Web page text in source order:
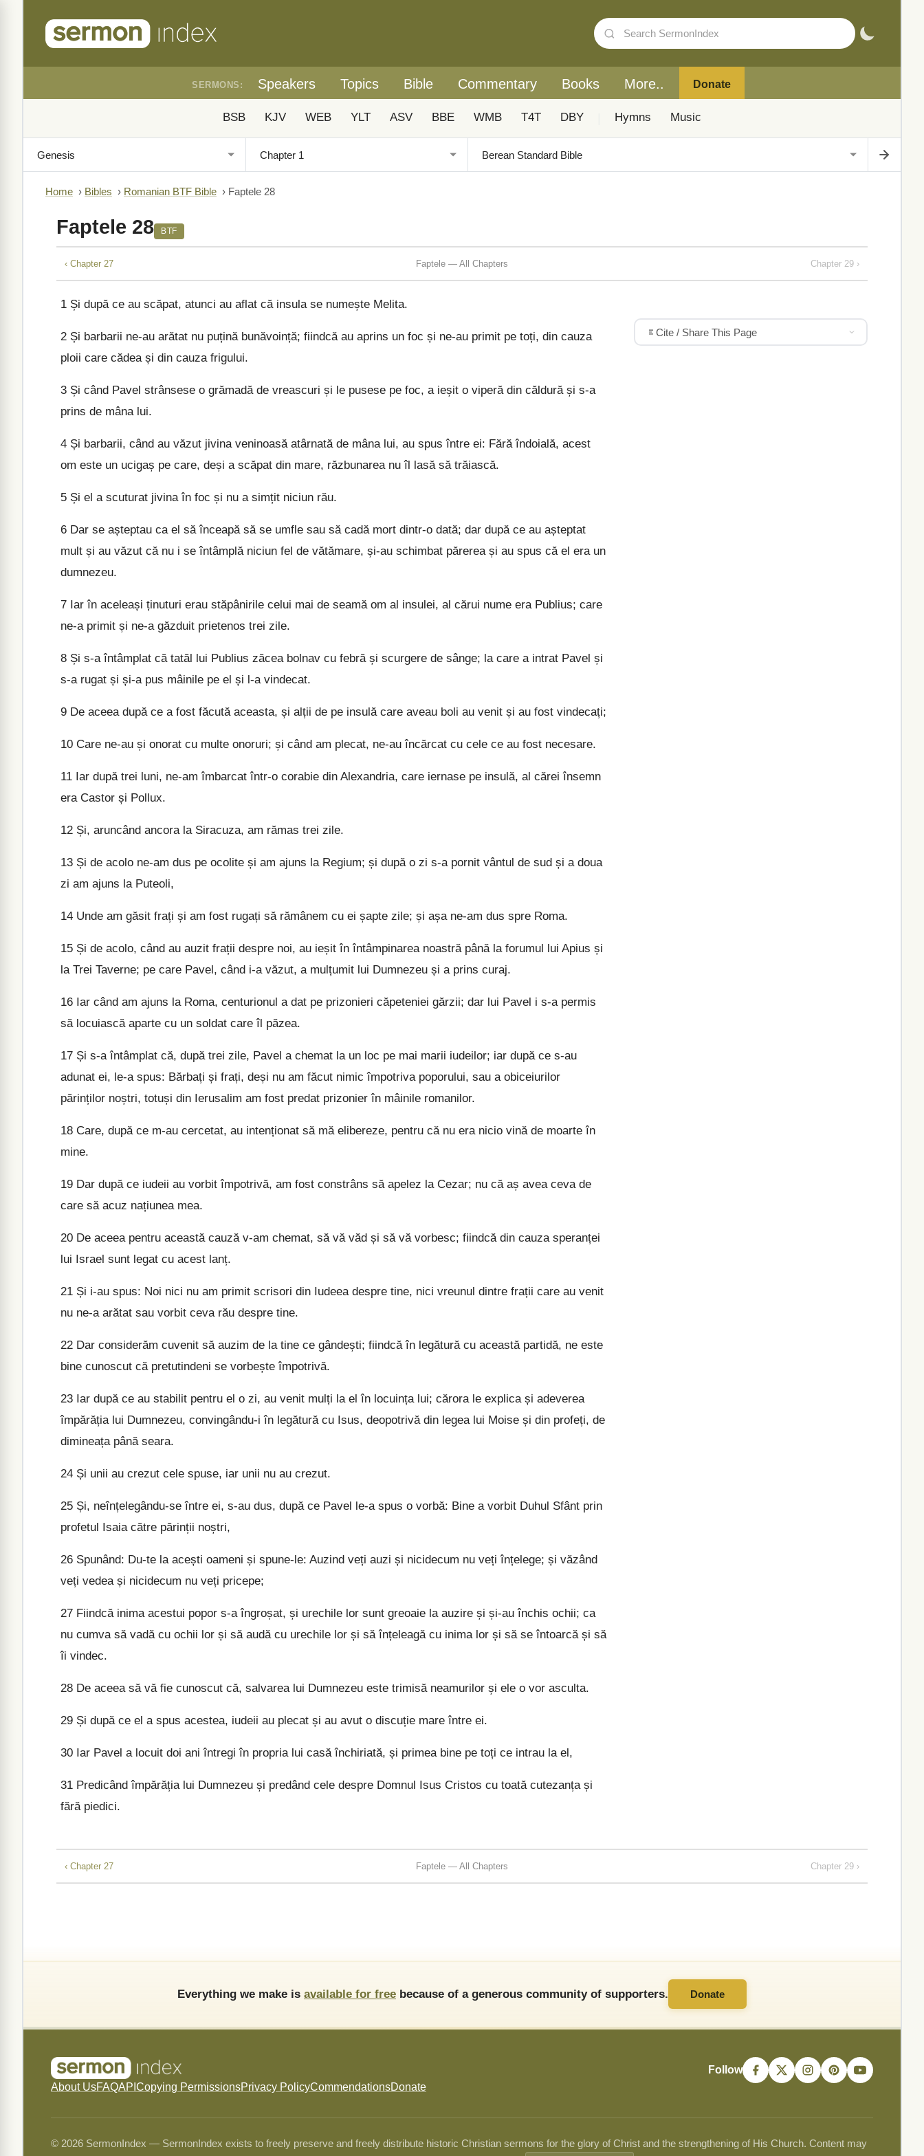
SERMONS: Speakers Topics Bible Commentary Books More.. Donate
BSB KJV WEB YLT ASV BBE WMB T4T DBY Hymns Music
Home › Bibles › Romanian BTF Bible › Faptele 28
Faptele 28 BTF
‹ Chapter 27 Faptele — All Chapters Chapter 29 ›
1 Și după ce au scăpat, atunci au aflat că insula se numește Melita.
2 Și barbarii ne-au arătat nu puțină bunăvoință; fiindcă au aprins un foc și ne-au primit pe toți, din cauza
ploii care cădea și din cauza frigului.
3 Și când Pavel strânsese o grămadă de vreascuri și le pusese pe foc, a ieșit o viperă din căldură și s-a
prins de mâna lui.
4 Și barbarii, când au văzut jivina veninoasă atârnată de mâna lui, au spus între ei: Fără îndoială, acest
om este un ucigaș pe care, deși a scăpat din mare, răzbunarea nu îl lasă să trăiască.
5 Și el a scuturat jivina în foc și nu a simțit niciun rău.
6 Dar se așteptau ca el să înceapă să se umfle sau să cadă mort dintr-o dată; dar după ce au așteptat
mult și au văzut că nu i se întâmplă niciun fel de vătămare, și-au schimbat părerea și au spus că el era un
dumnezeu.
7 Iar în aceleași ținuturi erau stăpânirile celui mai de seamă om al insulei, al cărui nume era Publius; care
ne-a primit și ne-a găzduit prietenos trei zile.
8 Și s-a întâmplat că tatăl lui Publius zăcea bolnav cu febră și scurgere de sânge; la care a intrat Pavel și
s-a rugat și și-a pus mâinile pe el și l-a vindecat.
9 De aceea după ce a fost făcută aceasta, și alții de pe insulă care aveau boli au venit și au fost vindecați;
10 Care ne-au și onorat cu multe onoruri; și când am plecat, ne-au încărcat cu cele ce au fost necesare.
11 Iar după trei luni, ne-am îmbarcat într-o corabie din Alexandria, care iernase pe insulă, al cărei însemn
era Castor și Pollux.
12 Și, aruncând ancora la Siracuza, am rămas trei zile.
13 Și de acolo ne-am dus pe ocolite și am ajuns la Regium; și după o zi s-a pornit vântul de sud și a doua
zi am ajuns la Puteoli,
14 Unde am găsit frați și am fost rugați să rămânem cu ei șapte zile; și așa ne-am dus spre Roma.
15 Și de acolo, când au auzit frații despre noi, au ieșit în întâmpinarea noastră până la forumul lui Apius și
la Trei Taverne; pe care Pavel, când i-a văzut, a mulțumit lui Dumnezeu și a prins curaj.
16 Iar când am ajuns la Roma, centurionul a dat pe prizonieri căpeteniei gărzii; dar lui Pavel i s-a permis
să locuiască aparte cu un soldat care îl păzea.
17 Și s-a întâmplat că, după trei zile, Pavel a chemat la un loc pe mai marii iudeilor; iar după ce s-au
adunat ei, le-a spus: Bărbați și frați, deși nu am făcut nimic împotriva poporului, sau a obiceiurilor
părinților noștri, totuși din Ierusalim am fost predat prizonier în mâinile romanilor.
18 Care, după ce m-au cercetat, au intenționat să mă elibereze, pentru că nu era nicio vină de moarte în
mine.
19 Dar după ce iudeii au vorbit împotrivă, am fost constrâns să apelez la Cezar; nu că aș avea ceva de
care să acuz națiunea mea.
20 De aceea pentru această cauză v-am chemat, să vă văd și să vă vorbesc; fiindcă din cauza speranței
lui Israel sunt legat cu acest lanț.
21 Și i-au spus: Noi nici nu am primit scrisori din Iudeea despre tine, nici vreunul dintre frații care au venit
nu ne-a arătat sau vorbit ceva rău despre tine.
22 Dar considerăm cuvenit să auzim de la tine ce gândești; fiindcă în legătură cu această partidă, ne este
bine cunoscut că pretutindeni se vorbește împotrivă.
23 Iar după ce au stabilit pentru el o zi, au venit mulți la el în locuința lui; cărora le explica și adeverea
împărăția lui Dumnezeu, convingându-i în legătură cu Isus, deopotrivă din legea lui Moise și din profeți, de
dimineața până seara.
24 Și unii au crezut cele spuse, iar unii nu au crezut.
25 Și, neînțelegându-se între ei, s-au dus, după ce Pavel le-a spus o vorbă: Bine a vorbit Duhul Sfânt prin
profetul Isaia către părinții noștri,
26 Spunând: Du-te la acești oameni și spune-le: Auzind veți auzi și nicidecum nu veți înțelege; și văzând
veți vedea și nicidecum nu veți pricepe;
27 Fiindcă inima acestui popor s-a îngroșat, și urechile lor sunt greoaie la auzire și și-au închis ochii; ca
nu cumva să vadă cu ochii lor și să audă cu urechile lor și să înțeleagă cu inima lor și să se întoarcă și să
îi vindec.
28 De aceea să vă fie cunoscut că, salvarea lui Dumnezeu este trimisă neamurilor și ele o vor asculta.
29 Și după ce el a spus acestea, iudeii au plecat și au avut o discuție mare între ei.
30 Iar Pavel a locuit doi ani întregi în propria lui casă închiriată, și primea bine pe toți ce intrau la el,
31 Predicând împărăția lui Dumnezeu și predând cele despre Domnul Isus Cristos cu toată cutezanța și
fără piedici.
Cite / Share This Page
‹ Chapter 27 Faptele — All Chapters Chapter 29 ›
Everything we make is available for free because of a generous community of supporters. Donate
About UsFAQAPI Copying PermissionsPrivacy PolicyCommendationsDonate
Follow
© 2026 SermonIndex — SermonIndex exists to freely preserve and freely distribute historic Christian sermons for the glory of Christ and the strengthening of His Church. Content may